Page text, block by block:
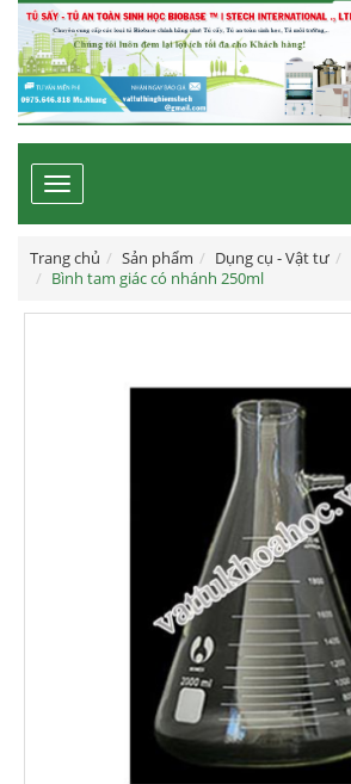
Toggle
navigation
Trang chủ Sản phẩm Dụng cụ - Vật tư
Bình tam giác có nhánh 250ml